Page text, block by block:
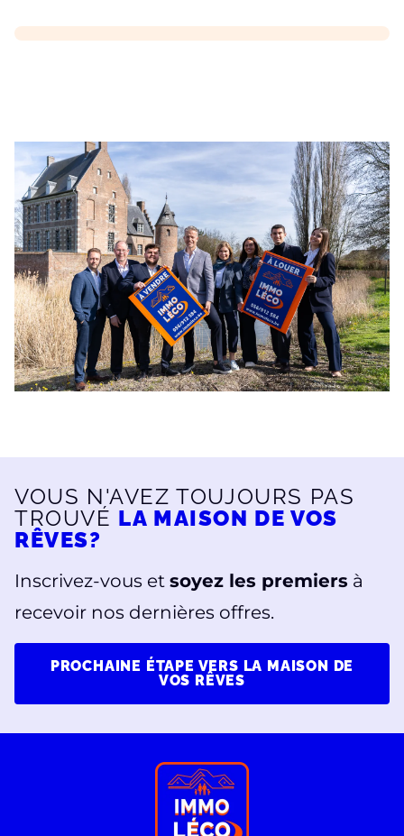
VOUS N'AVEZ TOUJOURS PAS
TROUVÉ LA MAISON DE VOS
RÊVES?
Inscrivez-vous et soyez les premiers à
recevoir nos dernières offres.
PROCHAINE ÉTAPE VERS LA MAISON DE
VOS RÊVES